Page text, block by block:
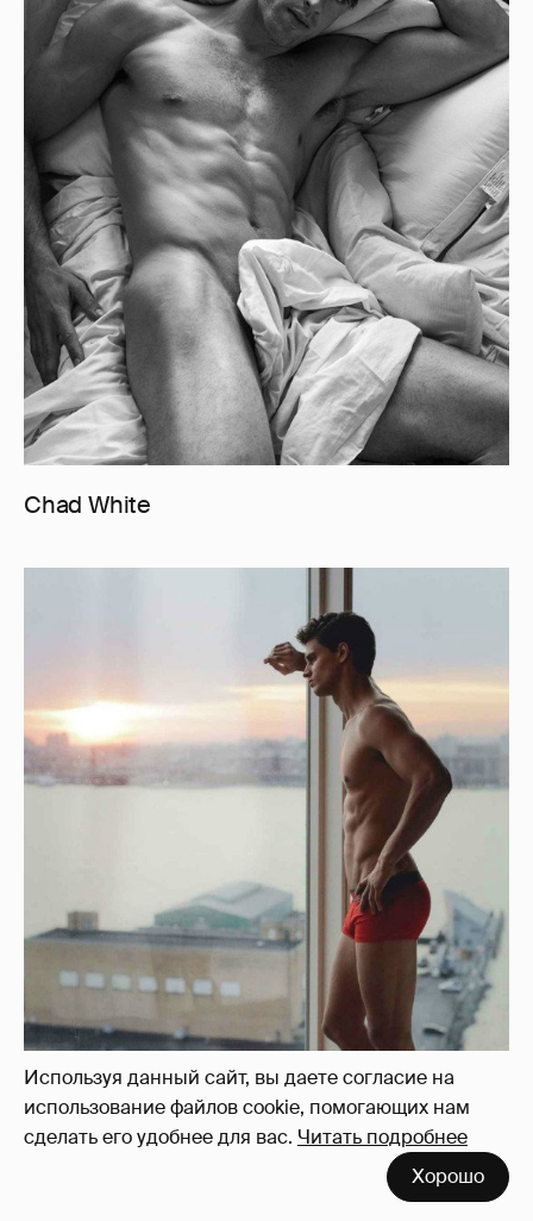
Используя данный сайт, вы даете согласие на
использование файлов cookie, помогающих нам
сделать его удобнее для вас. Читать подробнее
Хорошо
Chad White